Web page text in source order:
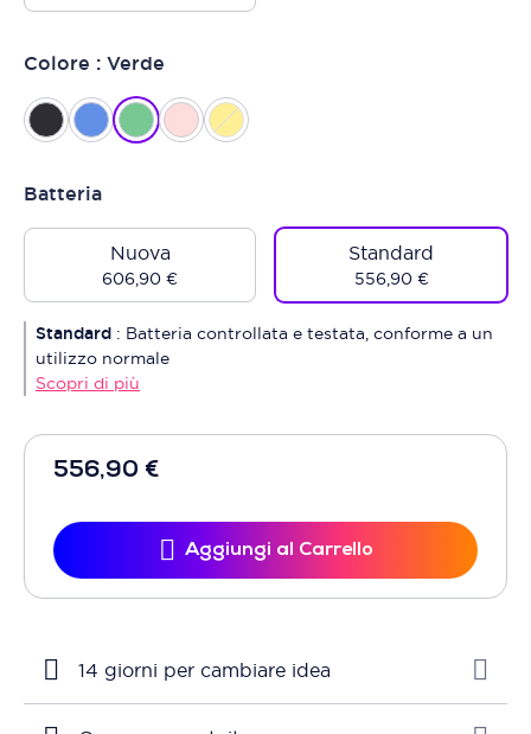
556,90 €
Aggiungi al Carrello
Colore : Verde
Batteria
Nuova
606,90 €
Standard
556,90 €
Standard : Batteria controllata e testata, conforme a un
utilizzo normale
Scopri di più
14 giorni per cambiare idea